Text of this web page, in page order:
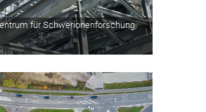
für Schwerionenforschung,